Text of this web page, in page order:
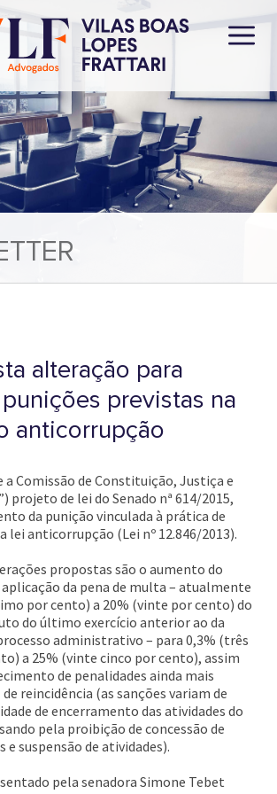
alteração para
previstas na
anticorrupção
Comissão de Constituição, Justiça e
projeto de lei do Senado nª 614/2015,
da punição vinculada à prática de
lei anticorrupção (Lei nº 12.846/2013).
propostas são o aumento do
da pena de multa – atualmente
por cento) a 20% (vinte por cento) do
do último exercício anterior ao da
administrativo – para 0,3% (três
a 25% (vinte cinco por cento), assim
de penalidades ainda mais
reincidência (as sanções variam de
de encerramento das atividades do
pela proibição de concessão de
e suspensão de atividades).
pela senadora Simone Tebet